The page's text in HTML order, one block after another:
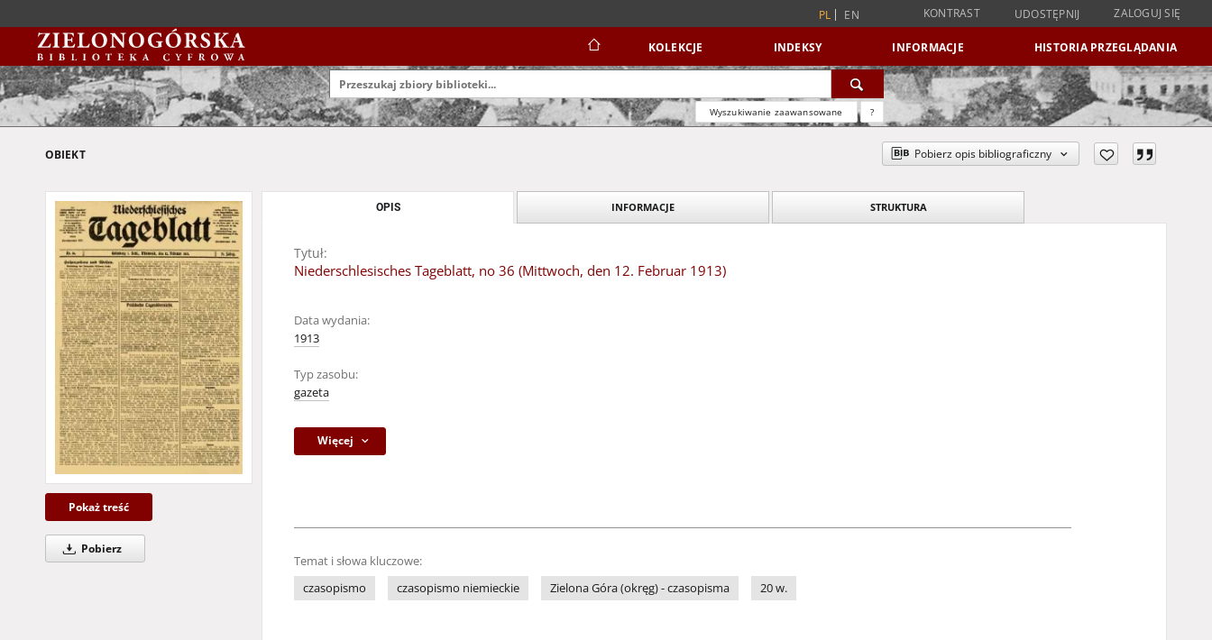
PL EN KONTRAST UDOSTĘPNIJ ZALOGUJ SIĘ
KOLEKCJE INDEKSY INFORMACJE HISTORIA PRZEGLĄDANIA
Wyszukiwanie zaawansowane ?
OBIEKT Pobierz opis bibliograficzny
Pokaż treść
Pobierz
OPIS INFORMACJE STRUKTURA
Tytuł:
Niederschlesisches Tageblatt, no 36 (Mittwoch, den 12. Februar 1913)
Data wydania:
1913
Typ zasobu:
gazeta
Więcej
Temat i słowa kluczowe:
czasopismo
czasopismo niemieckie Zielona Góra (okręg) - czasopisma 20 w.